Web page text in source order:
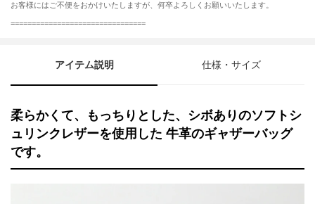
お客様にはご不便をおかけいたしますが、何卒よろしくお願いいたします。
================================
アイテム説明 仕様・サイズ
柔らかくて、もっちりとした、シボありのソフトシ
ュリンクレザーを使用した 牛革のギャザーバッグ
です。